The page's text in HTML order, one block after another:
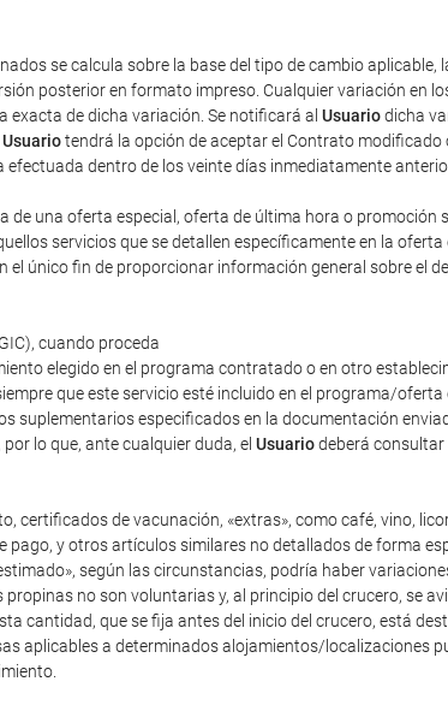
se calcula sobre la base del tipo de cambio
posterior en formato impreso. Cualquier variación en
exacta de dicha variación. Se notificará al Usuariodicha
Usuariotendrá la opción de aceptar el Contrato modificado
efectuada dentro de los veinte días inmediatamente
de una oferta especial, oferta de última hora o
servicios que se detallen específicamente en la
el único fin de proporcionar información general sobre el
cuando proceda
elegido en el programa contratado o en otro
que este servicio esté incluido en el programa/
suplementarios especificados en la documentación
, por lo que, ante cualquier duda, el Usuariodeberá consultar
certificados de vacunación, «extras», como café, vino,
pago, y otros artículos similares no detallados de forma
según las circunstancias, podría haber
propinas no son voluntarias y, al principio del crucero, se
cantidad, que se fija antes del inicio del crucero, está
aplicables a determinados alojamientos/localizaciones